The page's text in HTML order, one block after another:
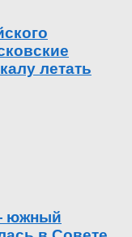
летать
южный